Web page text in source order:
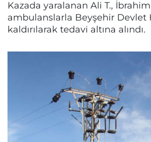
Kazada yaralanan Ali T., İbrahim
ambulanslarla Beyşehir Devlet
kaldırılarak tedavi altına alındı.